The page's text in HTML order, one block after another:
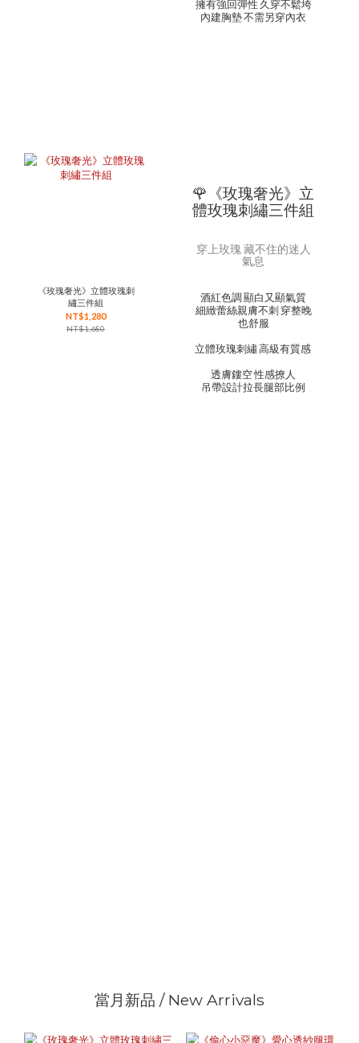
擁有強回彈性 久穿不鬆垮
內建胸墊 不需另穿內衣
《玫瑰奢光》立體玫瑰刺
繡三件組
NT$1,280
NT$1,680
🌹《玫瑰奢光》立
體玫瑰刺繡三件組
穿上玫瑰 藏不住的迷人
氣息
酒紅色調 顯白又顯氣質
細緻蕾絲親膚不刺 穿整晚
也舒服
立體玫瑰刺繡 高級有質感
透膚鏤空 性感撩人
吊帶設計拉長腿部比例
當月新品 / New Arrivals